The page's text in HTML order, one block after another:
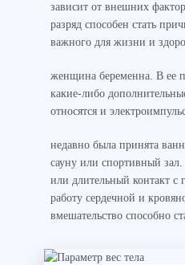
зависит от внешних
разряд способен стать
важного для жизни и
женщина беременна. В ее
какие-либо
относятся и
недавно была принята
сауну или спортивный
или длительный контакт с
работу сердечной и
вмешательство способно